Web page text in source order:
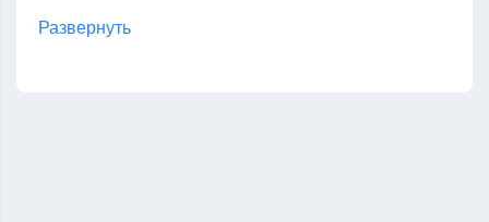
Развернуть